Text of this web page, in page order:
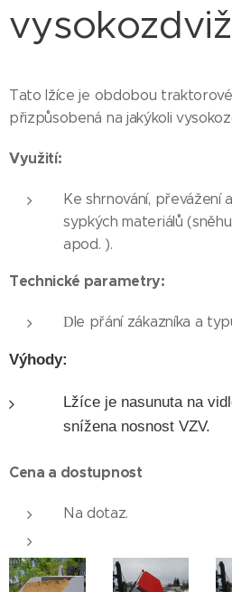
Tato lžíce je obdobou
přizpůsobená na jakýkoli
Využití:
Ke shrnování, převážení
sypkých materiálů
apod. ).
Technické parametry:
Dle přání zákazníka a
Výhody:
Lžíce je nasunuta na
snížena nosnost VZV.
Cena a dostupnost
Na dotaz.